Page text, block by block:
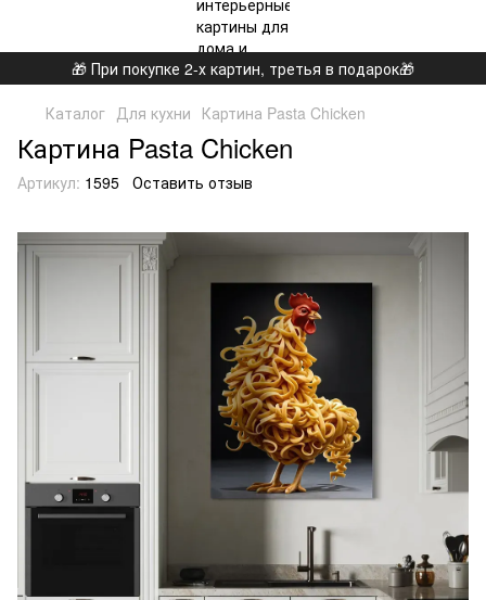
🎁 При покупке 2-х картин, третья в подарок🎁
Каталог Для кухни Картина Pasta Chicken
Картина Pasta Chicken
Артикул: 1595 Оставить отзыв